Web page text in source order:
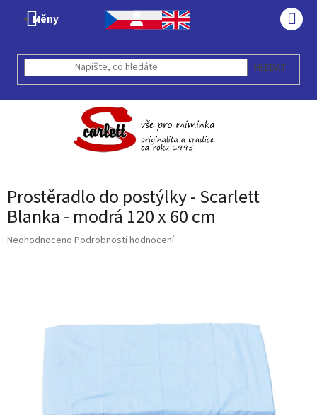
Měny
HLEDAT
Prostěradlo do postýlky - Scarlett
Blanka - modrá 120 x 60 cm
Průměrné
hvězdiček.
Neohodnoceno Podrobnosti hodnocení